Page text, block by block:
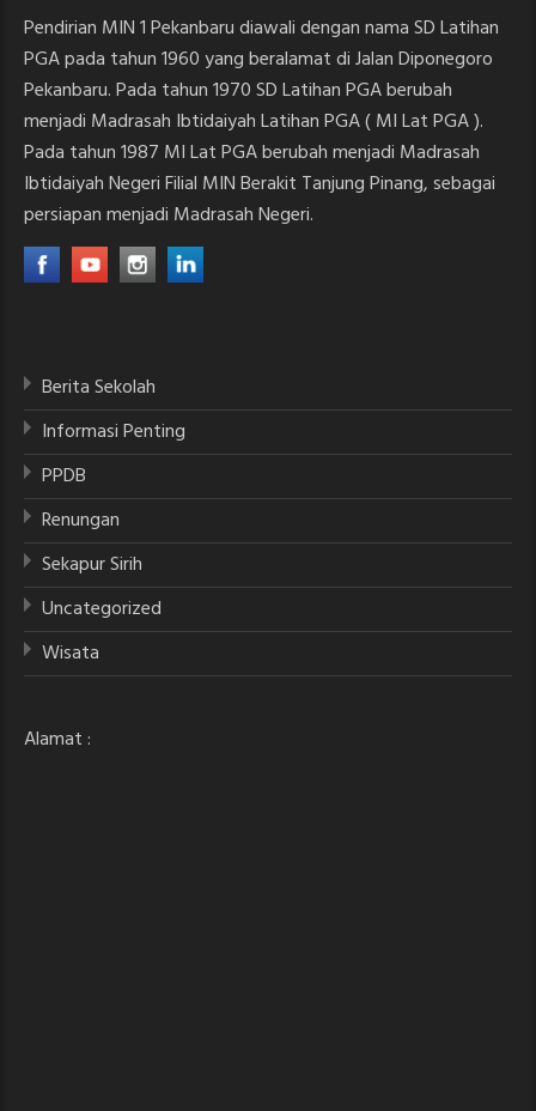
Pendirian MIN 1 Pekanbaru diawali dengan nama SD Latihan
PGA pada tahun 1960 yang beralamat di Jalan Diponegoro
Pekanbaru. Pada tahun 1970 SD Latihan PGA berubah
menjadi Madrasah Ibtidaiyah Latihan PGA ( MI Lat PGA ).
Pada tahun 1987 MI Lat PGA berubah menjadi Madrasah
Ibtidaiyah Negeri Filial MIN Berakit Tanjung Pinang, sebagai
persiapan menjadi Madrasah Negeri.
Berita Sekolah
Informasi Penting
PPDB
Renungan
Sekapur Sirih
Uncategorized
Wisata
Alamat :